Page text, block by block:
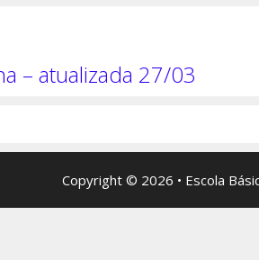
– atualizada 27/03
Copyright © 2026 • Escola